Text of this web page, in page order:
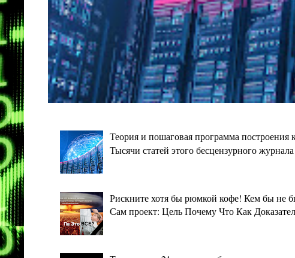
Теория и пошаговая программа построения
Тысячи статей этого бесцензурного
Рискните хотя бы рюмкой кофе! Кем бы не
Сам проект: Цель Почему Что Как